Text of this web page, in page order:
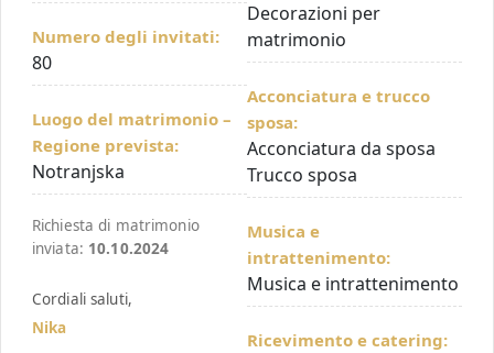
Numero degli invitati:
80
Luogo del matrimonio –
Regione prevista:
Notranjska
Richiesta di matrimonio
inviata: 10.10.2024
Cordiali saluti,
Nika
Decorazioni per
matrimonio
Acconciatura e trucco
sposa:
Acconciatura da sposa
Trucco sposa
Musica e
intrattenimento:
Musica e intrattenimento
Ricevimento e catering: